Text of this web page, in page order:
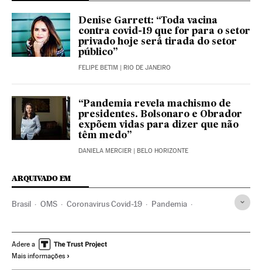
Denise Garrett: “Toda vacina
contra covid-19 que for para o setor
privado hoje será tirada do setor
público”
FELIPE BETIM | RIO DE JANEIRO
“Pandemia revela machismo de
presidentes. Bolsonaro e Obrador
expõem vidas para dizer que não
têm medo”
DANIELA MERCIER | BELO HORIZONTE
ARQUIVADO EM
Brasil OMS Coronavirus Covid-19 Pandemia
Ministério Saúde Sinovac
Adere a
Mais informações